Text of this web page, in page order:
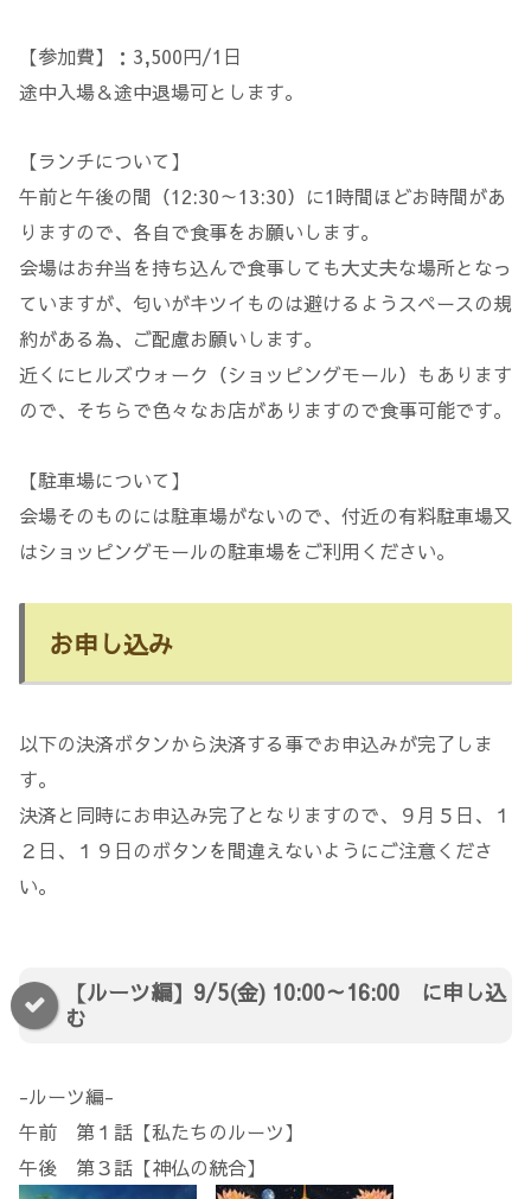
【参加費】：3,500円/1日
途中入場＆途中退場可とします。
【ランチについて】
午前と午後の間（12:30～13:30）に1時間ほどお時間があ
りますので、各自で食事をお願いします。
会場はお弁当を持ち込んで食事しても大丈夫な場所となっ
ていますが、匂いがキツイものは避けるようスペースの規
約がある為、ご配慮お願いします。
近くにヒルズウォーク（ショッピングモール）もあります
ので、そちらで色々なお店がありますので食事可能です。
【駐車場について】
会場そのものには駐車場がないので、付近の有料駐車場又
はショッピングモールの駐車場をご利用ください。
お申し込み
以下の決済ボタンから決済する事でお申込みが完了しま
す。
決済と同時にお申込み完了となりますので、９月５日、１
２日、１９日のボタンを間違えないようにご注意くださ
い。
【ルーツ編】9/5(金) 10:00～16:00 に申し込
む
-ルーツ編-
午前 第１話【私たちのルーツ】
午後 第３話【神仏の統合】